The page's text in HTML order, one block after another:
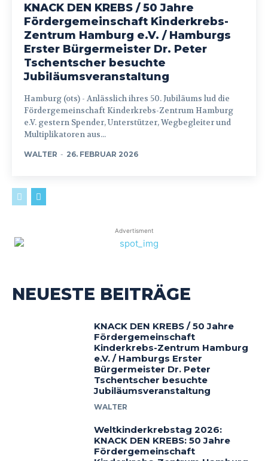
KNACK DEN KREBS / 50 Jahre
Fördergemeinschaft Kinderkrebs-
Zentrum Hamburg e.V. / Hamburgs
Erster Bürgermeister Dr. Peter
Tschentscher besuchte
Jubiläumsveranstaltung
Hamburg (ots) - Anlässlich ihres 50. Jubiläums lud die
Fördergemeinschaft Kinderkrebs-Zentrum Hamburg
e.V. gestern Spender, Unterstützer, Wegbegleiter und
Multiplikatoren aus...
WALTER - 26. FEBRUAR 2026
Advertisment
NEUESTE BEITRÄGE
KNACK DEN KREBS / 50 Jahre
Fördergemeinschaft
Kinderkrebs-Zentrum Hamburg
e.V. / Hamburgs Erster
Bürgermeister Dr. Peter
Tschentscher besuchte
Jubiläumsveranstaltung
WALTER
Weltkinderkrebstag 2026:
KNACK DEN KREBS: 50 Jahre
Fördergemeinschaft